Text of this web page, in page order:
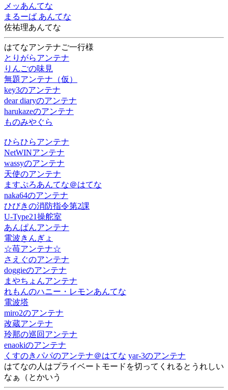
メッあんてな
まるーば あんてな
佐祐理あんてな
はてなアンテナご一行様
とりがらアンテナ
りんごの味見
無題アンテナ（仮）
key3のアンテナ
dear diaryのアンテナ
harukazeのアンテナ
ものみやぐら
ひらひらアンテナ
NetWINアンテナ
wassyのアンテナ
天使のアンテナ
ますぷろあんてな＠はてな
naka64のアンテナ
ひびきの消防指令第2課
U-Type21操舵室
あんぱんアンテナ
電波きんぎょ
☆苺アンテナ☆
さえぐのアンテナ
doggieのアンテナ
まやちょんアンテナ
れもんのハニー・レモンあんてな
電波塔
miro2のアンテナ
改蔵アンテナ
玲那の巡回アンテナ
enaokiのアンテナ
くすのきパパのアンテナ＠はてな yar-3のアンテナ
はてなの人はプライベートモードを切ってくれるとうれしい
なぁ（とかいう